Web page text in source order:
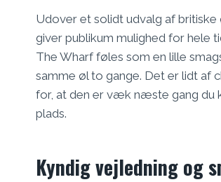
Udover et solidt udvalg af
giver publikum mulighed for hele
The Wharf føles som en lille
samme øl to gange. Det er lidt af
for, at den er væk næste gang du
plads.
Kyndig vejledning og